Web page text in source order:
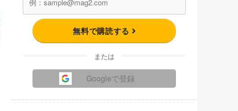
無料で購読する
または
Googleで登録